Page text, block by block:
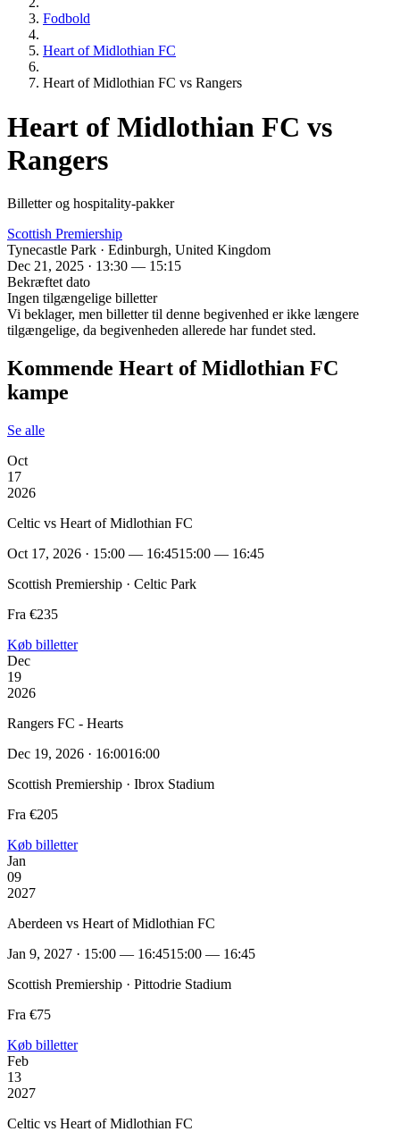
Fodbold
Heart of Midlothian FC
Heart of Midlothian FC vs Rangers
Heart of Midlothian FC vs
Rangers
Billetter og hospitality-pakker
Scottish Premiership
Tynecastle Park · Edinburgh, United Kingdom
Dec 21, 2025 · 13:30 — 15:15
Bekræftet dato
Ingen tilgængelige billetter
Vi beklager, men billetter til denne begivenhed er ikke længere
tilgængelige, da begivenheden allerede har fundet sted.
Kommende Heart of Midlothian FC
kampe
Se alle
Oct
17
2026
Celtic vs Heart of Midlothian FC
Oct 17, 2026 · 15:00 — 16:4515:00 — 16:45
Scottish Premiership · Celtic Park
Fra €235
Køb billetter
Dec
19
2026
Rangers FC - Hearts
Dec 19, 2026 · 16:0016:00
Scottish Premiership · Ibrox Stadium
Fra €205
Køb billetter
Jan
09
2027
Aberdeen vs Heart of Midlothian FC
Jan 9, 2027 · 15:00 — 16:4515:00 — 16:45
Scottish Premiership · Pittodrie Stadium
Fra €75
Køb billetter
Feb
13
2027
Celtic vs Heart of Midlothian FC